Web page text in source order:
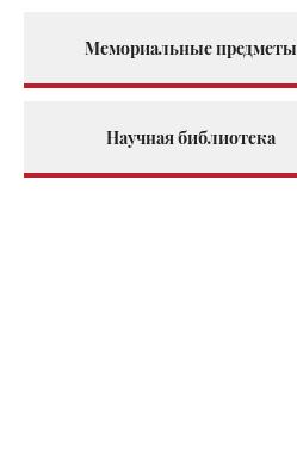
Мемориальные предметы
Научная библиотека